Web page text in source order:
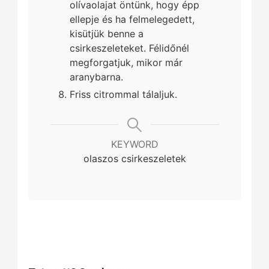
olívaolajat öntünk, hogy épp
ellepje és ha felmelegedett,
kisütjük benne a
csirkeszeleteket. Félidőnél
megforgatjuk, mikor már
aranybarna.
Friss citrommal tálaljuk.
KEYWORD
olaszos csirkeszeletek